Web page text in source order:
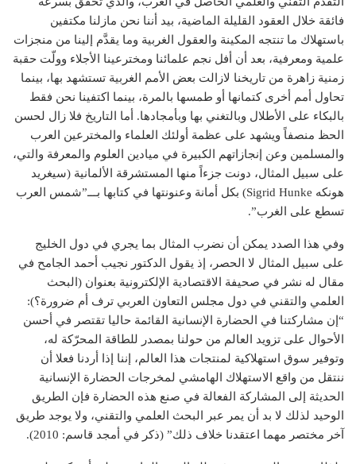
فائقة خلال العقود القليلة الماضية، بيد أننا نحن مازلنا مكتفين
باستهلاك ما تنتجه المكينة والعقول الغربية وما يقدَّم إلينا من منجزات
علمية ومعرفية، بعد أن أفل نجم علمائنا ومخترعينا الأجلاء وولّت حقبة
زمنية زاهرة من تاريخنا لازالت بعض الأمم الغربية تستشهد بها، بينما
تحاول أمم أخرى كتمانها أو طمسها بالمرة، بينما اكتفينا نحن فقط
بالبكاء على الأطلال وبالتغني بها وبأمجادها. أما التاريخ فلا زال لحسن
الحظ منصفاً ويشهد على عظمة أولئك العلماء والمخترعين العرب
والمسلمين وعن إنجازاتهم الكبيرة في ميادين العلوم والمعرفة والتي،
على سبيل المثال، دونت جزءاً منها المستشرقة الألمانية (سيغريد
هونكه Sigrid Hunke) بكل أمانة وعنونتها في كتابها بـــ”شمس العرب
تسطع على الغرب”.
وفي هذا الصدد يمكن أن نضرب المثال بما يجري في دول الخليج
على سبيل المثال لا الحصر، إذ يقول الدكتور نجيب أحمد الجامح في
مقال له نشر في صحيفة الاقتصادية الإلكترونية بعنوان (البحث
العلمي والتقني في دول مجلس التعاون العربي ترف أم ضرورة؟):
“إن مشاركتنا في الحضارة الإنسانية القائمة حاليا تقتصر في أحسن
الأحوال على تزويد العالم من حولنا بمصدر للطاقة المحرّكة له،
وتوفير سوق استهلاكية لمنتجات هذا العالم، إننا إذا أردنا فعلا أن
ننتقل من واقع الاستهلاك الهامشي لمخرجات الحضارة الإنسانية
الحديثة إلى المشاركة الفعالة في صنع هذه الحضارة فإن الطريق
الوحيد لذلك لا بد أن يمر عبر البحث العلمي والتقني، ولا يوجد طريق
آخر مختصر مهما اعتقدنا خلاف ذلك” (ذكر في أمجد قاسم: 2010).